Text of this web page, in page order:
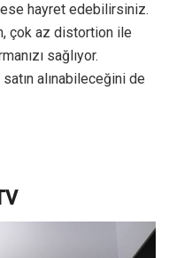
hayret edebilirsiniz.
çok az distortion ile
sağlıyor.
alınabileceğini de